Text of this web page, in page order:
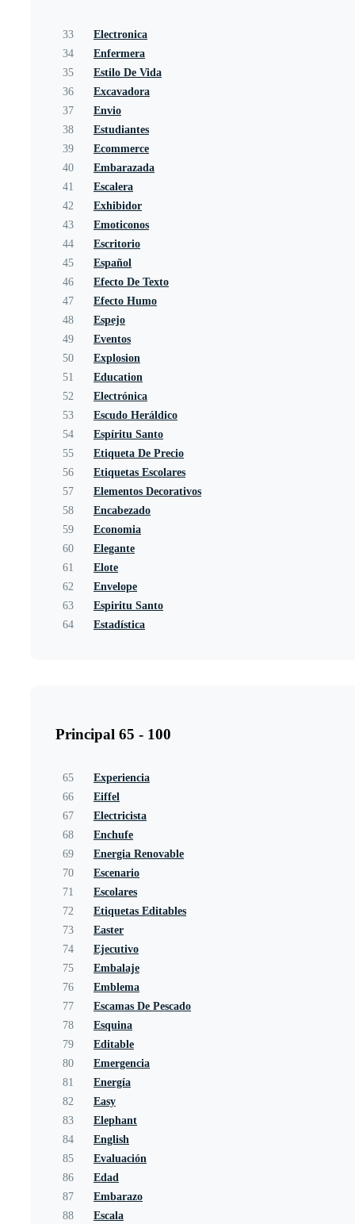
33
Electronica
34
Enfermera
35
Estilo De Vida
36
Excavadora
37
Envio
38
Estudiantes
39
Ecommerce
40
Embarazada
41
Escalera
42
Exhibidor
43
Emoticonos
44
Escritorio
45
Español
46
Efecto De Texto
47
Efecto Humo
48
Espejo
49
Eventos
50
Explosion
51
Education
52
Electrónica
53
Escudo Heráldico
54
Espíritu Santo
55
Etiqueta De Precio
56
Etiquetas Escolares
57
Elementos Decorativos
58
Encabezado
59
Economia
60
Elegante
61
Elote
62
Envelope
63
Espiritu Santo
64
Estadística
Principal 65 - 100
65
Experiencia
66
Eiffel
67
Electricista
68
Enchufe
69
Energia Renovable
70
Escenario
71
Escolares
72
Etiquetas Editables
73
Easter
74
Ejecutivo
75
Embalaje
76
Emblema
77
Escamas De Pescado
78
Esquina
79
Editable
80
Emergencia
81
Energía
82
Easy
83
Elephant
84
English
85
Evaluación
86
Edad
87
Embarazo
88
Escala